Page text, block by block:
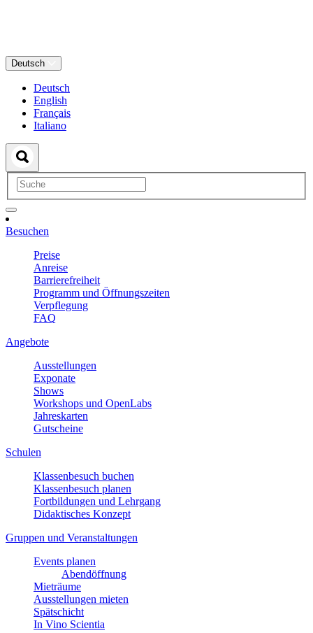
Deutsch
Deutsch
English
Français
Italiano
Besuchen
Preise
Anreise
Barrierefreiheit
Programm und Öffnungszeiten
Verpflegung
FAQ
Angebote
Ausstellungen
Exponate
Shows
Workshops und OpenLabs
Jahreskarten
Gutscheine
Schulen
Klassenbesuch buchen
Klassenbesuch planen
Fortbildungen und Lehrgang
Didaktisches Konzept
Gruppen und Veranstaltungen
Events planen
Abendöffnung
Mieträume
Ausstellungen mieten
Spätschicht
In Vino Scientia